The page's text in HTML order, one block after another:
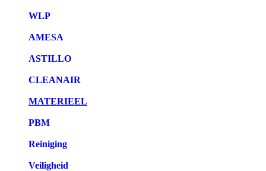
WLP
AMESA
ASTILLO
CLEANAIR
MATERIEEL
PBM
Reiniging
Veiligheid